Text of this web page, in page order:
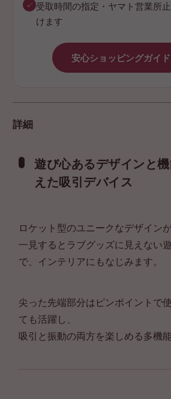
✓ 受取時間の指定・ヤマト営業所
けます
安心ショッピングガイ
詳細
遊び心あるデザインと
えた吸引デバイス
ロケット型のユニークなデザイン
一見するとラブグッズに見えない
で、インテリアにもなじみます。
尖った先端部分はピンポイントで
ても活躍し、
吸引と振動の両方を楽しめる多機